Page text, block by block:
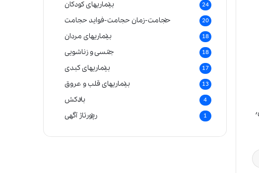
طب سنتی٬ درمان کم کاری تیرویید خفیف٬ درمان کم کاری تیرویید خیراندیش٬ درمان کم کاری تیرویید در طب سنتی٬
بیماریهای کودکان 24
حجامت-زمان حجامت-فواید حجامت 20
بیماریهای مردان 18
جنسی و زناشویی 18
بیماریهای کبدی 17
بیماریهای قلب و عروق 13
بادکش 4
رپورتاژ آگهی 1